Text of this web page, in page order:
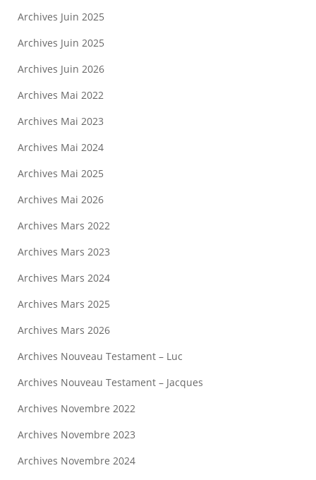
Archives Juin 2025
Archives Juin 2025
Archives Juin 2026
Archives Mai 2022
Archives Mai 2023
Archives Mai 2024
Archives Mai 2025
Archives Mai 2026
Archives Mars 2022
Archives Mars 2023
Archives Mars 2024
Archives Mars 2025
Archives Mars 2026
Archives Nouveau Testament – Luc
Archives Nouveau Testament – Jacques
Archives Novembre 2022
Archives Novembre 2023
Archives Novembre 2024